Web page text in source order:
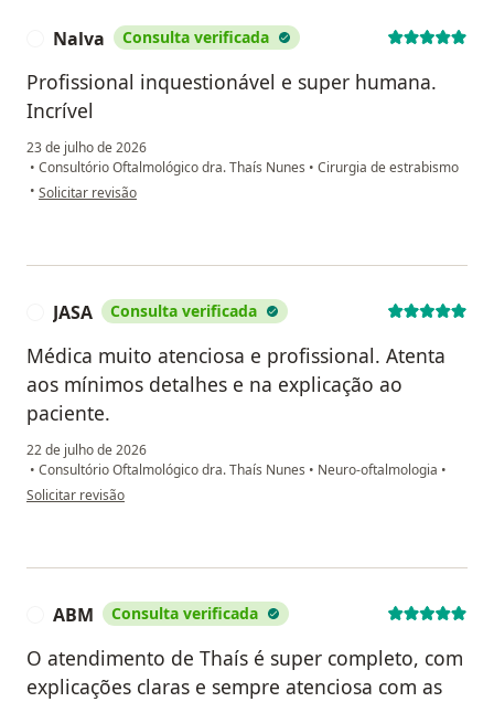
Nalva Consulta verificada
Profissional inquestionável e super humana.
Incrível
23 de julho de 2026
• Consultório Oftalmológico dra. Thaís Nunes • Cirurgia de estrabismo
• na opinião do utilizador Nalva
Solicitar revisão
JASA Consulta verificada
Médica muito atenciosa e profissional. Atenta
aos mínimos detalhes e na explicação ao
paciente.
22 de julho de 2026
• Consultório Oftalmológico dra. Thaís Nunes • Neuro-oftalmologia •
na opinião do utilizador JASA
Solicitar revisão
ABM Consulta verificada
O atendimento de Thaís é super completo, com
explicações claras e sempre atenciosa com as